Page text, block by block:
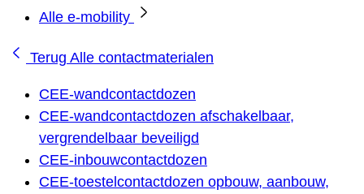
Alle e-mobility
Terug Alle contactmaterialen
CEE-wandcontactdozen
CEE-wandcontactdozen afschakelbaar,
vergrendelbaar beveiligd
CEE-inbouwcontactdozen
CEE-toestelcontactdozen opbouw, aanbouw,